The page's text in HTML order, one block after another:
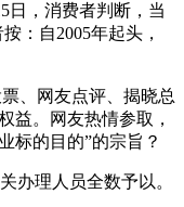
日，消费者判断，当
：自2005年起头，
、网友点评、揭晓总
益。网友热情参取，
标的目的”的宗旨？
办理人员全数予以。